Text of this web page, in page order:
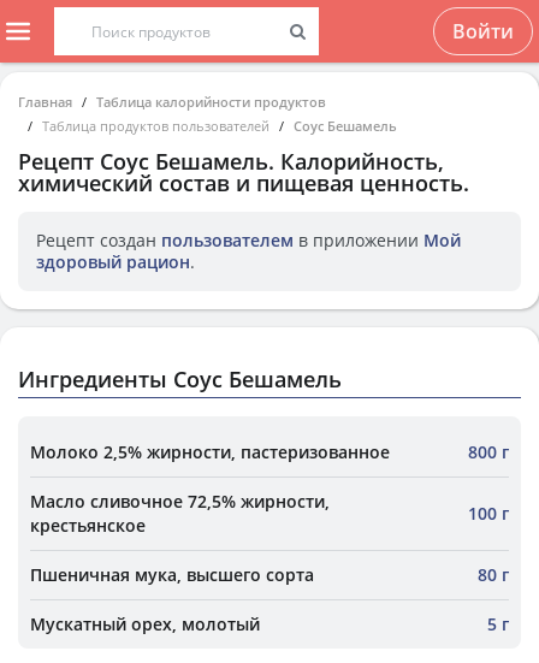
Войти
Главная
Таблица калорийности продуктов
Таблица продуктов пользователей
Соус Бешамель
Рецепт Соус Бешамель. Калорийность,
химический состав и пищевая ценность.
Рецепт создан пользователем в приложении Мой
здоровый рацион.
Ингредиенты Соус Бешамель
Молоко 2,5% жирности, пастеризованное 800 г
Масло сливочное 72,5% жирности,
крестьянское
100 г
Пшеничная мука, высшего сорта 80 г
Мускатный орех, молотый 5 г